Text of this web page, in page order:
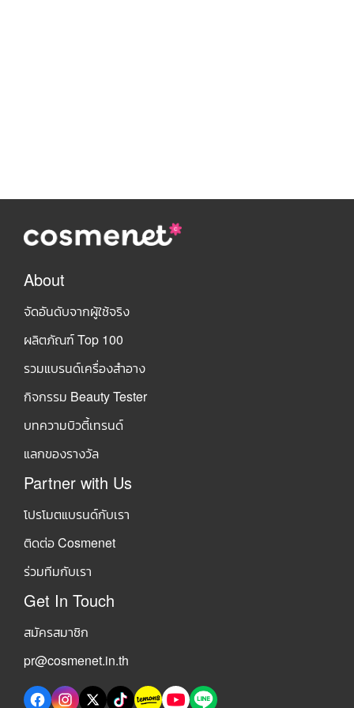
About
จัดอันดับจากผู้ใช้จริง
ผลิตภัณฑ์ Top 100
รวมแบรนด์เครื่องสำอาง
กิจกรรม Beauty Tester
บทความบิวตี้เทรนด์
แลกของรางวัล
Partner with Us
โปรโมตแบรนด์กับเรา
ติดต่อ Cosmenet
ร่วมทีมกับเรา
Get In Touch
สมัครสมาชิก
pr@cosmenet.in.th